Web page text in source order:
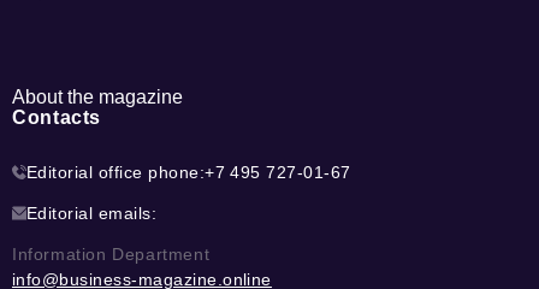
About the magazine
Contacts
Editorial office phone:+7 495 727-01-67
Editorial emails:
Information Department
info@business-magazine.online